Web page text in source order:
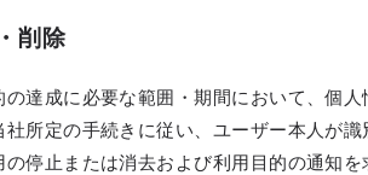
削除
達成に必要な範囲・期間において、個人
所定の手続きに従い、ユーザー本人が
停止または消去および利用目的の通知